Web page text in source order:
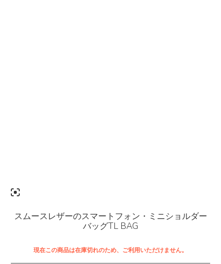
スムースレザーのスマートフォン・ミニショルダー
バッグTL BAG
現在この商品は在庫切れのため、ご利用いただけません。